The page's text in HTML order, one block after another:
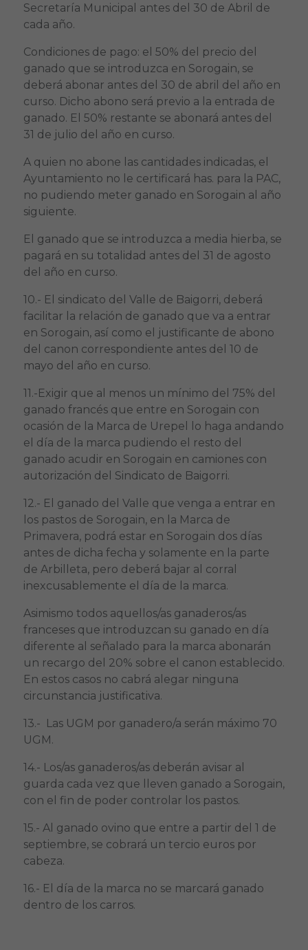
Secretaría Municipal antes del 30 de Abril de
cada año.
Condiciones de pago: el 50% del precio del
ganado que se introduzca en Sorogain, se
deberá abonar antes del 30 de abril del año en
curso. Dicho abono será previo a la entrada de
ganado. El 50% restante se abonará antes del
31 de julio del año en curso.
A quien no abone las cantidades indicadas, el
Ayuntamiento no le certificará has. para la PAC,
no pudiendo meter ganado en Sorogain al año
siguiente.
El ganado que se introduzca a media hierba, se
pagará en su totalidad antes del 31 de agosto
del año en curso.
10.- El sindicato del Valle de Baigorri, deberá
facilitar la relación de ganado que va a entrar
en Sorogain, así como el justificante de abono
del canon correspondiente antes del 10 de
mayo del año en curso.
11.-Exigir que al menos un mínimo del 75% del
ganado francés que entre en Sorogain con
ocasión de la Marca de Urepel lo haga andando
el día de la marca pudiendo el resto del
ganado acudir en Sorogain en camiones con
autorización del Sindicato de Baigorri.
12.- El ganado del Valle que venga a entrar en
los pastos de Sorogain, en la Marca de
Primavera, podrá estar en Sorogain dos días
antes de dicha fecha y solamente en la parte
de Arbilleta, pero deberá bajar al corral
inexcusablemente el día de la marca.
Asimismo todos aquellos/as ganaderos/as
franceses que introduzcan su ganado en día
diferente al señalado para la marca abonarán
un recargo del 20% sobre el canon establecido.
En estos casos no cabrá alegar ninguna
circunstancia justificativa.
13.- Las UGM por ganadero/a serán máximo 70
UGM.
14.- Los/as ganaderos/as deberán avisar al
guarda cada vez que lleven ganado a Sorogain,
con el fin de poder controlar los pastos.
15.- Al ganado ovino que entre a partir del 1 de
septiembre, se cobrará un tercio euros por
cabeza.
16.- El día de la marca no se marcará ganado
dentro de los carros.